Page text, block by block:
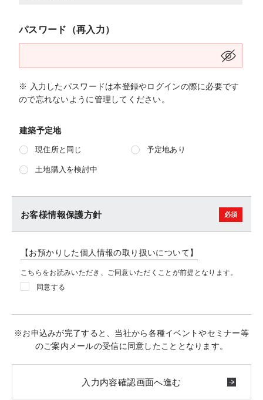
パスワード（再入力）
※ 入力したパスワードは本登録やログインの際に必要です
ので忘れないように管理してください。
建築予定地
現住所と同じ 予定地あり
土地購入を検討中
お客様情報保護方針
【お預かりした個人情報の取り扱いについて】
こちらをお読みいただき、ご同意いただくことが前提となります。
同意する
※お申込みが完了すると、当社から各種イベントやセミナー等
のご案内メールの受信に同意したこととなります。